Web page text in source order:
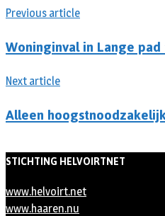
Previous article
Woninginval in Lange
Next article
Alleen
STICHTING HELVOIRTNET
www.helvoirt.net
www.haaren.nu